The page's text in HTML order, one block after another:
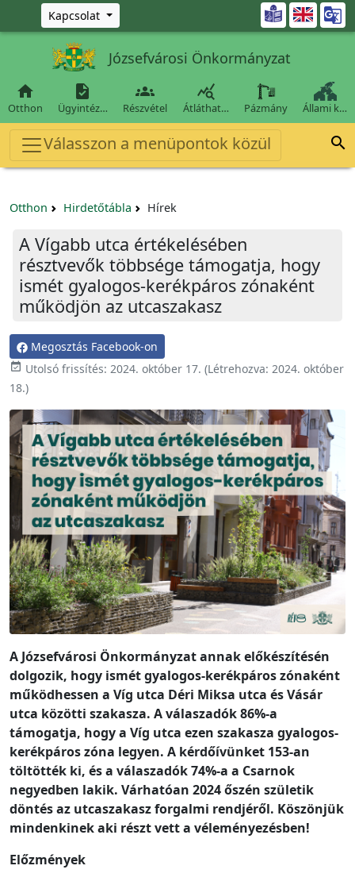
Ugrás a fő tartalomra
Kapcsolat 
Józsefvárosi Önkormányzat

Otthon

Ügyintéz…

Részvétel

Átláthat… Pázmány Állami k…
Válasszon a menüpontok közül 
Otthon Hirdetőtábla Hírek
A Vígabb utca értékelésében
résztvevők többsége támogatja, hogy
ismét gyalogos-kerékpáros zónaként
működjön az utcaszakasz
Megosztás Facebook-on
 Utolsó frissítés: 2024. október 17. (Létrehozva: 2024. október
18.)
A Józsefvárosi Önkormányzat annak előkészítésén
dolgozik, hogy ismét gyalogos-kerékpáros zónaként
működhessen a Víg utca Déri Miksa utca és Vásár
utca közötti szakasza. A válaszadók 86%-a
támogatja, hogy a Víg utca ezen szakasza gyalogos-
kerékpáros zóna legyen. A kérdőívünket 153-an
töltötték ki, és a válaszadók 74%-a a Csarnok
negyedben lakik. Várhatóan 2024 őszén születik
döntés az utcaszakasz forgalmi rendjéről. Köszönjük
mindenkinek aki részt vett a véleményezésben!
Előzmények